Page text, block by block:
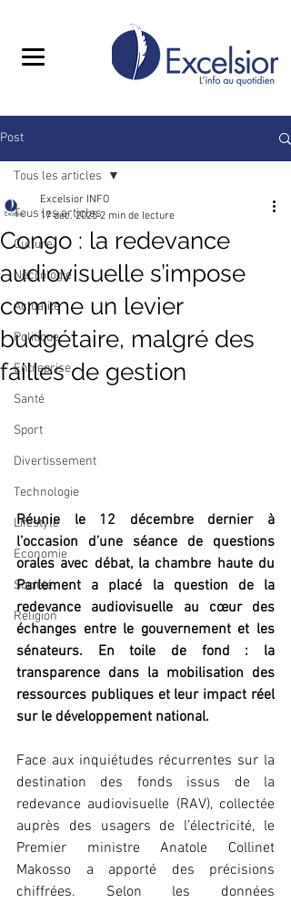
Post
Tous les articles
Culture
Nécrologie
Actualité
Politique
Entreprise
Santé
Sport
Divertissement
Technologie
Lifestyle
Economie
Société
Religion
Tous les articles
Congo : la redevance
audiovisuelle s’impose
comme un levier
budgétaire, malgré des
failles de gestion
Excelsior INFO
17 déc. 2025 2 min de lecture
Réunie le 12 décembre dernier à
l’occasion d’une séance de questions
orales avec débat, la chambre haute du
Parlement a placé la question de la
redevance audiovisuelle au cœur des
échanges entre le gouvernement et les
sénateurs. En toile de fond : la
transparence dans la mobilisation des
ressources publiques et leur impact réel
sur le développement national.
Face aux inquiétudes récurrentes sur la
destination des fonds issus de la
redevance audiovisuelle (RAV), collectée
auprès des usagers de l’électricité, le
Premier ministre Anatole Collinet
Makosso a apporté des précisions
chiffrées. Selon les données